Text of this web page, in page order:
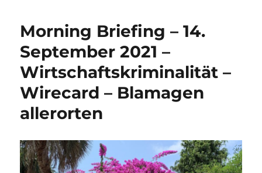
5.
November
2021
–
auch
„dette
Barlin“!
Morning Briefing – 14.
September 2021 –
Wirtschaftskriminalität –
Wirecard – Blamagen
allerorten